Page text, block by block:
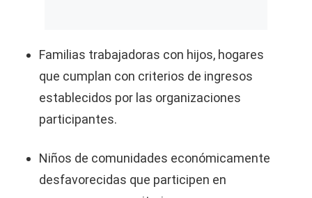
Familias trabajadoras con hijos, hogares
que cumplan con criterios de ingresos
establecidos por las organizaciones
participantes.
Niños de comunidades económicamente
desfavorecidas que participen en